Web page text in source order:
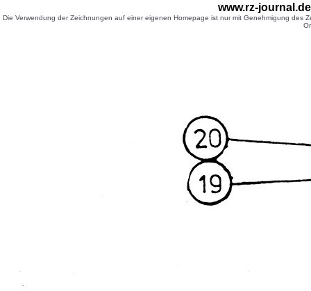
www.rz-
Die Verwendung der Zeichnungen auf einer eigenen Homepage ist nur mit Genehmigung